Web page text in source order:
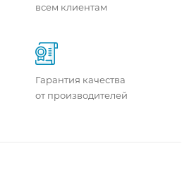
всем клиентам
Гарантия качества
от производителей